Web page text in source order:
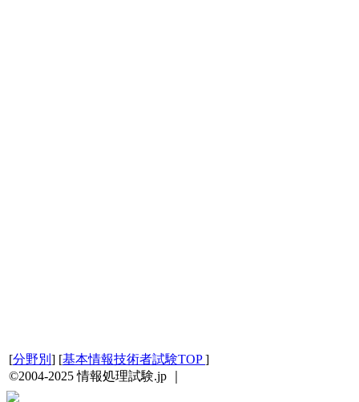
[分野別 ] [基本情報技術者試験TOP]
©2004-2025 情報処理試験.jp ｜